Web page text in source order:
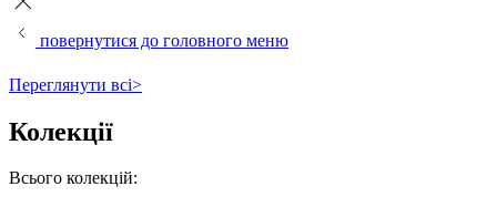
повернутися до головного меню
Переглянути всі>
Колекції
Всього колекцій: